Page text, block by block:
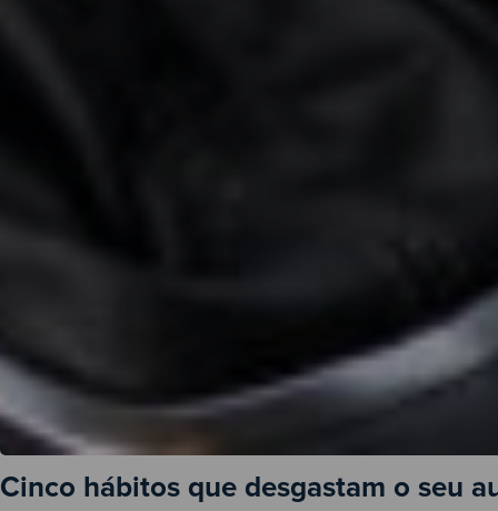
Cinco hábitos que desgastam o seu